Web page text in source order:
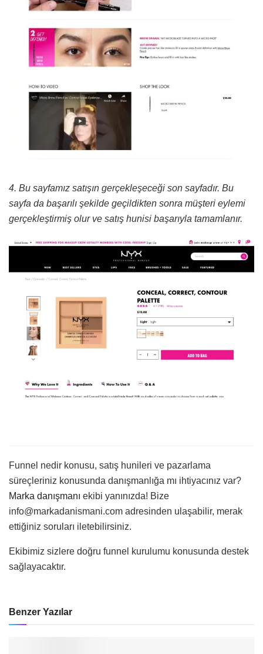
4. Bu sayfamız satışın gerçekleşeceği son sayfadır. Bu
sayfa da başarılı şekilde geçildikten sonra müşteri eylemi
gerçekleştirmiş olur ve satış hunisi başarıyla tamamlanır.
Funnel nedir konusu, satış hunileri ve pazarlama
süreçleriniz konusunda danışmanlığa mı ihtiyacınız var?
Marka danışmanı ekibi yanınızda! Bize
info@markadanismani.com adresinden ulaşabilir, merak
ettiğiniz soruları iletebilirsiniz.
Ekibimiz sizlere doğru funnel kurulumu konusunda destek
sağlayacaktır.
Benzer Yazılar